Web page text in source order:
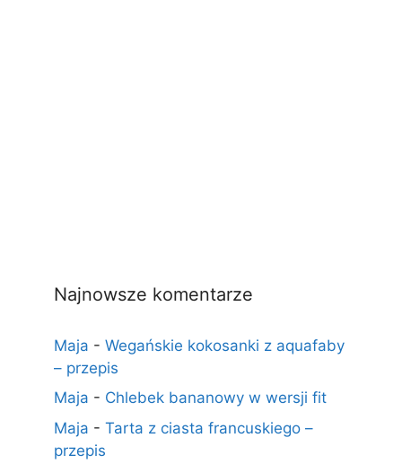
Najnowsze komentarze
Maja - Wegańskie kokosanki z aquafaby
– przepis
Maja - Chlebek bananowy w wersji fit
Maja - Tarta z ciasta francuskiego –
przepis